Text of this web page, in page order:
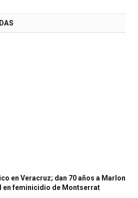
en Veracruz; dan 70 años a Marlon
en feminicidio de Montserrat